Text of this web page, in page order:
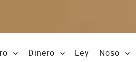
Dinero Ley Noso